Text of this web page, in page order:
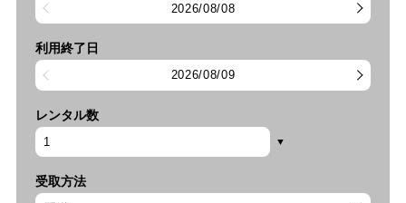
2026/08/08
利用終了日
2026/08/09
レンタル数
受取方法